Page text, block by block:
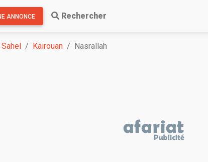
ANNONCE Rechercher
Kairouan Nasrallah